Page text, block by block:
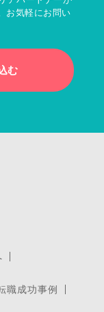
お気軽にお問い
む
職成功事例